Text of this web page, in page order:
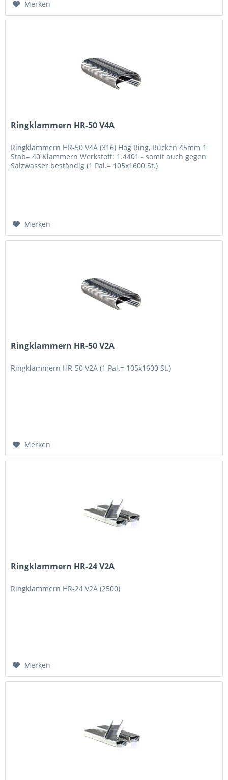
Merken
Ringklammern HR-50 V4A
Ringklammern HR-50 V4A (316) Hog Ring, Rücken 45mm 1
Stab= 40 Klammern Werkstoff: 1.4401 - somit auch gegen
Salzwasser beständig (1 Pal.= 105x1600 St.)
Merken
Ringklammern HR-50 V2A
Ringklammern HR-50 V2A (1 Pal.= 105x1600 St.)
Merken
Ringklammern HR-24 V2A
Ringklammern HR-24 V2A (2500)
Merken